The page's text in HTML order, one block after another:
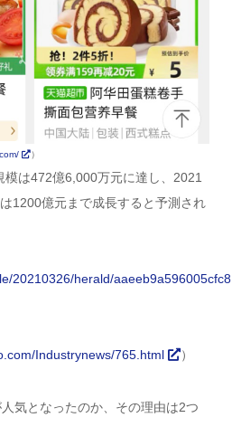
）
は472億6,000万元に達し、2021
1200億元まで成長すると予測され
20210326/herald/
Industrynews/765.html
）
気となったのか、その理由は2つ